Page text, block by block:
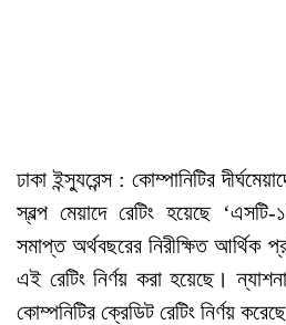
ঢাকা ইন্স্যুরেন্স : কোম্পানিটির
স্বল্প মেয়াদে রেটিং হয়েছে
সমাপ্ত অর্থবছরের নিরীক্ষিত আর্থিক
এই রেটিং নির্ণয় করা হয়েছে।
কোম্পনিটির ক্রেডিট রেটিং নির্ণয়